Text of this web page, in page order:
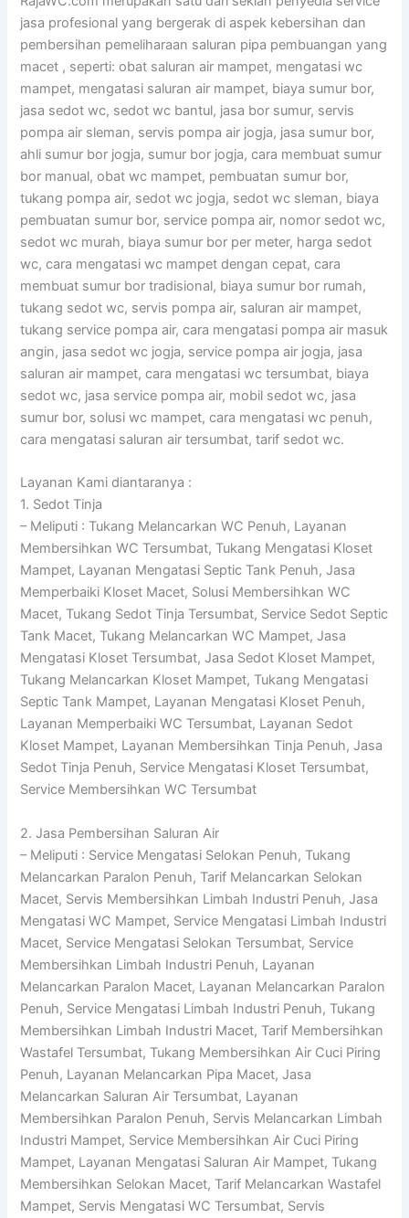
jasa profesional yang bergerak di aspek kebersihan dan
pembersihan pemeliharaan saluran pipa pembuangan yang
macet , seperti: obat saluran air mampet, mengatasi wc
mampet, mengatasi saluran air mampet, biaya sumur bor,
jasa sedot wc, sedot wc bantul, jasa bor sumur, servis
pompa air sleman, servis pompa air jogja, jasa sumur bor,
ahli sumur bor jogja, sumur bor jogja, cara membuat sumur
bor manual, obat wc mampet, pembuatan sumur bor,
tukang pompa air, sedot wc jogja, sedot wc sleman, biaya
pembuatan sumur bor, service pompa air, nomor sedot wc,
sedot wc murah, biaya sumur bor per meter, harga sedot
wc, cara mengatasi wc mampet dengan cepat, cara
membuat sumur bor tradisional, biaya sumur bor rumah,
tukang sedot wc, servis pompa air, saluran air mampet,
tukang service pompa air, cara mengatasi pompa air masuk
angin, jasa sedot wc jogja, service pompa air jogja, jasa
saluran air mampet, cara mengatasi wc tersumbat, biaya
sedot wc, jasa service pompa air, mobil sedot wc, jasa
sumur bor, solusi wc mampet, cara mengatasi wc penuh,
cara mengatasi saluran air tersumbat, tarif sedot wc.
Layanan Kami diantaranya :
1. Sedot Tinja
– Meliputi : Tukang Melancarkan WC Penuh, Layanan
Membersihkan WC Tersumbat, Tukang Mengatasi Kloset
Mampet, Layanan Mengatasi Septic Tank Penuh, Jasa
Memperbaiki Kloset Macet, Solusi Membersihkan WC
Macet, Tukang Sedot Tinja Tersumbat, Service Sedot Septic
Tank Macet, Tukang Melancarkan WC Mampet, Jasa
Mengatasi Kloset Tersumbat, Jasa Sedot Kloset Mampet,
Tukang Melancarkan Kloset Mampet, Tukang Mengatasi
Septic Tank Mampet, Layanan Mengatasi Kloset Penuh,
Layanan Memperbaiki WC Tersumbat, Layanan Sedot
Kloset Mampet, Layanan Membersihkan Tinja Penuh, Jasa
Sedot Tinja Penuh, Service Mengatasi Kloset Tersumbat,
Service Membersihkan WC Tersumbat
2. Jasa Pembersihan Saluran Air
– Meliputi : Service Mengatasi Selokan Penuh, Tukang
Melancarkan Paralon Penuh, Tarif Melancarkan Selokan
Macet, Servis Membersihkan Limbah Industri Penuh, Jasa
Mengatasi WC Mampet, Service Mengatasi Limbah Industri
Macet, Service Mengatasi Selokan Tersumbat, Service
Membersihkan Limbah Industri Penuh, Layanan
Melancarkan Paralon Macet, Layanan Melancarkan Paralon
Penuh, Service Mengatasi Limbah Industri Penuh, Tukang
Membersihkan Limbah Industri Macet, Tarif Membersihkan
Wastafel Tersumbat, Tukang Membersihkan Air Cuci Piring
Penuh, Layanan Melancarkan Pipa Macet, Jasa
Melancarkan Saluran Air Tersumbat, Layanan
Membersihkan Paralon Penuh, Servis Melancarkan Limbah
Industri Mampet, Service Membersihkan Air Cuci Piring
Mampet, Layanan Mengatasi Saluran Air Mampet, Tukang
Membersihkan Selokan Macet, Tarif Melancarkan Wastafel
Mampet, Servis Mengatasi WC Tersumbat, Servis